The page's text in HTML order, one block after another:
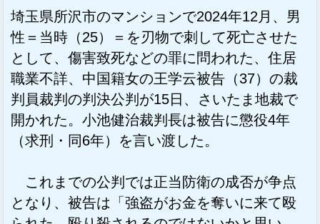
埼玉県所沢市のマンションで2024年12月、男
性＝当時（25）＝を刃物で刺して死亡させた
として、傷害致死などの罪に問われた、住居
職業不詳、中国籍女の王学云被告（37）の裁
判員裁判の判決公判が15日、さいたま地裁で
開かれた。小池健治裁判長は被告に懲役4年
（求刑・同6年）を言い渡した。
これまでの公判では正当防衛の成否が争点
となり、被告は「強盗がお金を奪いに来て殴